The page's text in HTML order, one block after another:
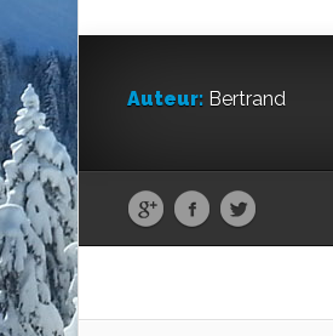
Auteur: Bertrand